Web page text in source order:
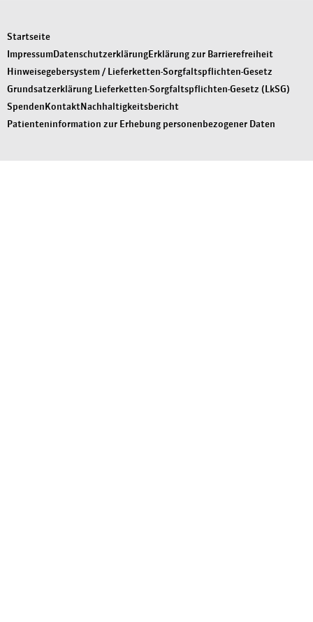
Startseite
ImpressumDatenschutzerklärungErklärung zur Barrierefreiheit
Hinweisegebersystem / Lieferketten-Sorgfaltspflichten-Gesetz
Grundsatzerklärung Lieferketten-Sorgfaltspflichten-Gesetz (LkSG)
SpendenKontaktNachhaltigkeitsbericht
Patienteninformation zur Erhebung personenbezogener Daten